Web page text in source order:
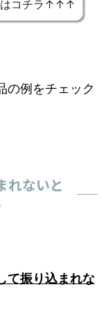
はコチラ↑↑↑
の例をチェック
れないと
て振り込まれな